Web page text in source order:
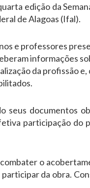
edição da
de Alagoas (Ifal).
e professores
informações
da profissão
seus documentos
participação do
o
da obra.